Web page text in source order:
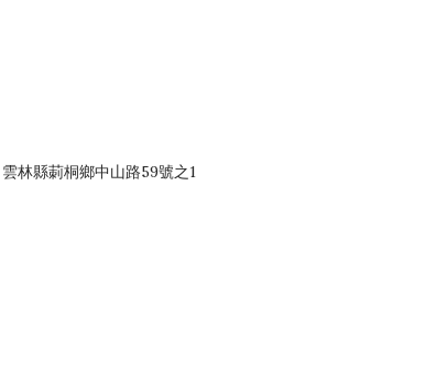
林縣莿桐鄉中山路59號之1